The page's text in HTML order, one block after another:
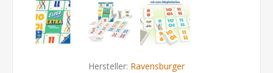
Hersteller: Ravensburger